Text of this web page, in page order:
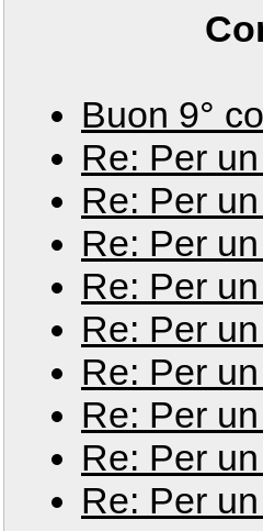
Buon 9°
Re: Per
Re: Per
Re: Per
Re: Per
Re: Per
Re: Per
Re: Per
Re: Per
Re: Per